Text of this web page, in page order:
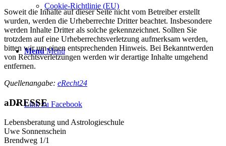
Cookie-Richtlinie (EU)
Menü Menü
Link zu Facebook
Soweit die Inhalte auf dieser Seite nicht vom Betreiber erstellt
wurden, werden die Urheberrechte Dritter beachtet. Insbesondere
werden Inhalte Dritter als solche gekennzeichnet. Sollten Sie
trotzdem auf eine Urheberrechtsverletzung aufmerksam werden,
bitten wir um einen entsprechenden Hinweis. Bei Bekanntwerden
von Rechtsverletzungen werden wir derartige Inhalte umgehend
entfernen.
Quellenangabe: eRecht24
aDRESSE
Lebensberatung und Astrologieschule
Uwe Sonnenschein
Brendweg 1/1